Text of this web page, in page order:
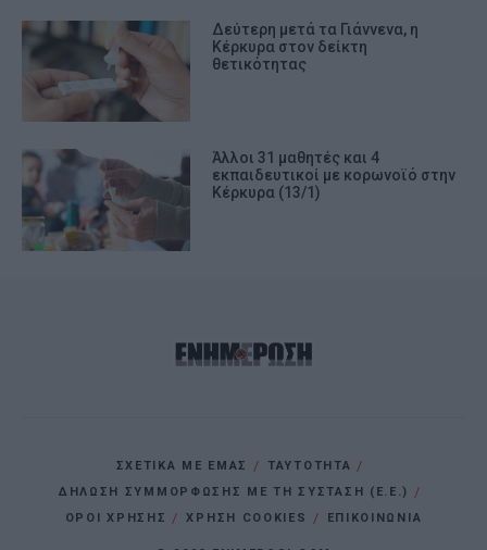
Δεύτερη μετά τα Γιάννενα, η
Κέρκυρα στον δείκτη
θετικότητας
Άλλοι 31 μαθητές και 4
εκπαιδευτικοί με κορωνοϊό στην
Κέρκυρα (13/1)
ΣΧΕΤΙΚΑ ΜΕ ΕΜΑΣ
ΤΑΥΤΟΤΗΤΑ
ΔΗΛΩΣΗ ΣΥΜΜΟΡΦΩΣΗΣ ΜΕ ΤΗ ΣΥΣΤΑΣΗ (Ε.Ε.)
ΌΡΟΙ ΧΡΗΣΗΣ
ΧΡΗΣΗ COOKIES ΕΠΙΚΟΙΝΩΝΙΑ